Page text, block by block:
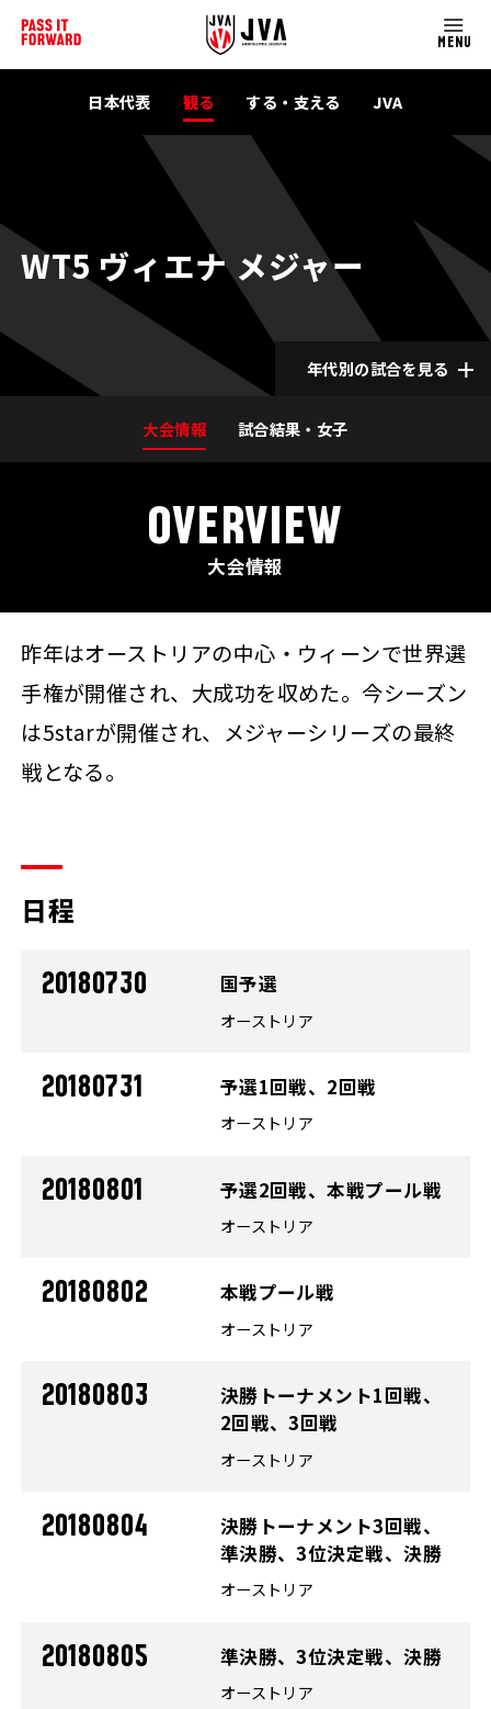
MENU
日本代表 観る する・支える JVA
WT5 ヴィエナ メジャー
年代別の試合を見る
大会情報 試合結果・女子
OVERVIEW
大会情報
昨年はオーストリアの中心・ウィーンで世界選
手権が開催され、大成功を収めた。今シーズン
は5starが開催され、メジャーシリーズの最終
戦となる。
日程
20180730 国予選
オーストリア
20180731 予選1回戦、2回戦
オーストリア
20180801 予選2回戦、本戦プール戦
オーストリア
20180802 本戦プール戦
オーストリア
20180803
決勝トーナメント1回戦、
2回戦、3回戦
オーストリア
20180804
決勝トーナメント3回戦、
準決勝、3位決定戦、決勝
オーストリア
20180805 準決勝、3位決定戦、決勝
オーストリア